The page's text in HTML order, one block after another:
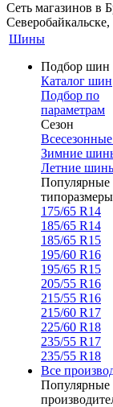
Сеть магазинов в
Шины
Подбор шин
Каталог шин
Подбор по
параметрам
Сезон
Зимние
Летние
Популярные
типоразмеры
175/65 R14
185/65 R14
185/65 R15
195/60 R16
195/65 R15
205/55 R16
215/55 R16
215/60 R17
225/60 R18
235/55 R17
235/55 R18
Все
Популярные